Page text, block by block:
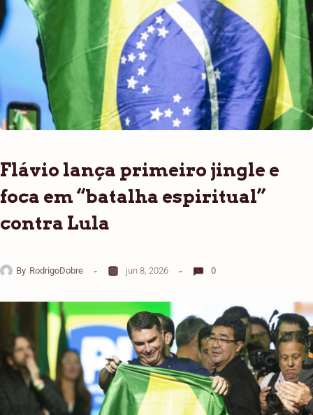
Flávio lança primeiro jingle e
foca em “batalha espiritual”
contra Lula
By RodrigoDobre jun 8, 2026 0